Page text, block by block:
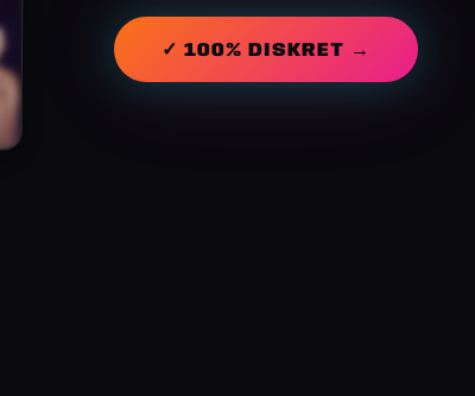
✓ 100% DISKRET →